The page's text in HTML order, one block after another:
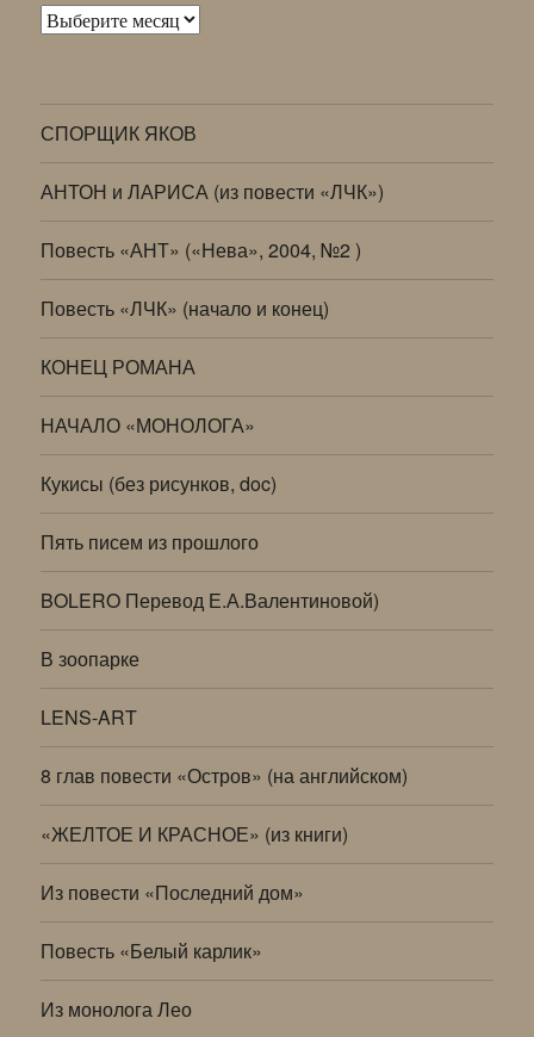
Архивы
СПОРЩИК ЯКОВ
АНТОН и ЛАРИСА (из повести «ЛЧК»)
Повесть «АНТ» («Нева», 2004, №2 )
Повесть «ЛЧК» (начало и конец)
КОНЕЦ РОМАНА
НАЧАЛО «МОНОЛОГА»
Кукисы (без рисунков, doc)
Пять писем из прошлого
BOLERO Перевод Е.А.Валентиновой)
В зоопарке
LENS-ART
8 глав повести «Остров» (на английском)
«ЖЕЛТОЕ И КРАСНОЕ» (из книги)
Из повести «Последний дом»
Повесть «Белый карлик»
Из монолога Лео